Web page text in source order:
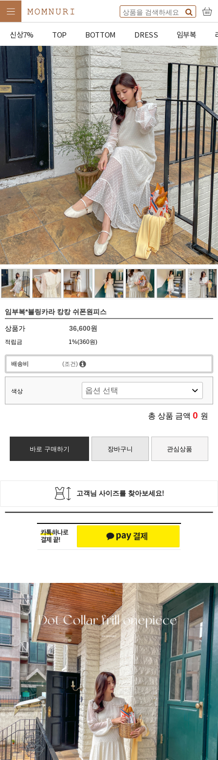
신상7% TOP BOTTOM DRESS 임부복
임부복*블링카라 캉캉 쉬폰원피스
상품가 36,600원
적립금 1%(360원)
배송비 (조건)
색상
총 상품 금액 0 원
바로 구매하기 장바구니 관심상품